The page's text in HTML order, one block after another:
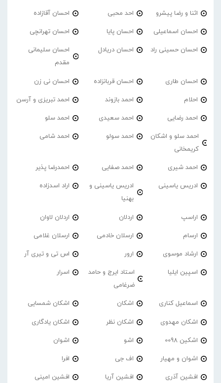
اثنا و رضا پیشرو احد محبی احسان آقازاده
احسان اسماعیلی احسان پایا احسان تهرانچی
احسان حسینی راد احسان دریادل
احسان سلیمانی
مقدم
احسان طاری احسان قربانزاده احسان نی زن
احلام احمد بازوند احمد تبریزی و آرسن
احمد‌ رضایی احمد سعیدی احمد سلو
احمد سلو و اشکان
کریمخانی
احمد سولو احمد شامی
احمد شیری احمد صفایی احمدرضا پذیر
ادریس یاسینی
ادریس یاسینی و
بهنیا
اراد اسدزاده
اراسپ اردلان اردلان لاوان
ارسام ارسلان خادمی ارسلان غلامی
ارشاد موسوی ارور اس تی و تیری آر
اسپین ایلیا
استاد ایرج و حامد
ضرغامی
اسرار
اسماعیل کناری اشکان اشکان شمسایی
اشکان مهدوی اشکان نظر اشکان یادگاری
اشکین 0098 اشو اشوان
اشوان و مهیار اف جی افرا
افشین آذری افشین آریا افشین امینی